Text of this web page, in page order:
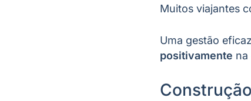
Muitos viajantes
Uma gestão
positivamente na